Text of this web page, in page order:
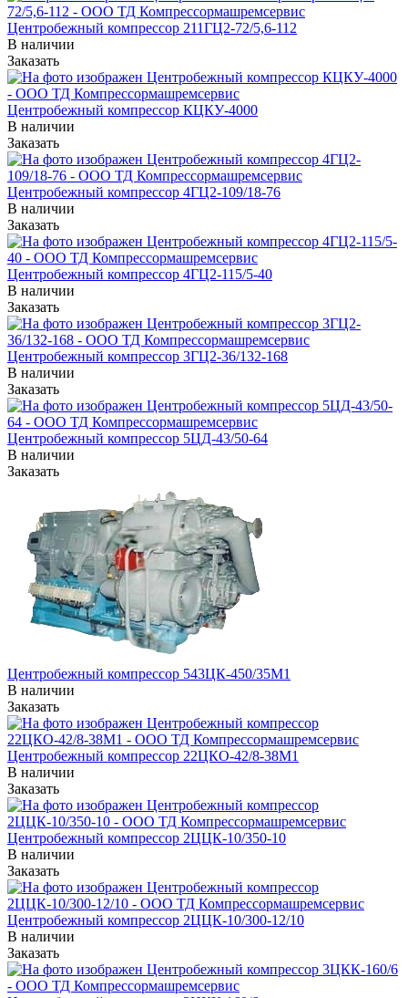
Центробежный компрессор 211ГЦ2-72/5,6-112
В наличии
Заказать
Центробежный компрессор КЦКУ-4000
В наличии
Заказать
Центробежный компрессор 4ГЦ2-109/18-76
В наличии
Заказать
Центробежный компрессор 4ГЦ2-115/5-40
В наличии
Заказать
Центробежный компрессор 3ГЦ2-36/132-168
В наличии
Заказать
Центробежный компрессор 5ЦД-43/50-64
В наличии
Заказать
Центробежный компрессор 543ЦК-450/35М1
В наличии
Заказать
Центробежный компрессор 22ЦКО-42/8-38М1
В наличии
Заказать
Центробежный компрессор 2ЦЦК-10/350-10
В наличии
Заказать
Центробежный компрессор 2ЦЦК-10/300-12/10
В наличии
Заказать